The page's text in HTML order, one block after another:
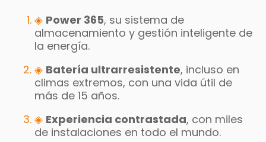
◈ Power 365, su sistema de
almacenamiento y gestión inteligente de
la energía.
◈ Batería ultrarresistente, incluso en
climas extremos, con una vida útil de
más de 15 años.
◈ Experiencia contrastada, con miles
de instalaciones en todo el mundo.